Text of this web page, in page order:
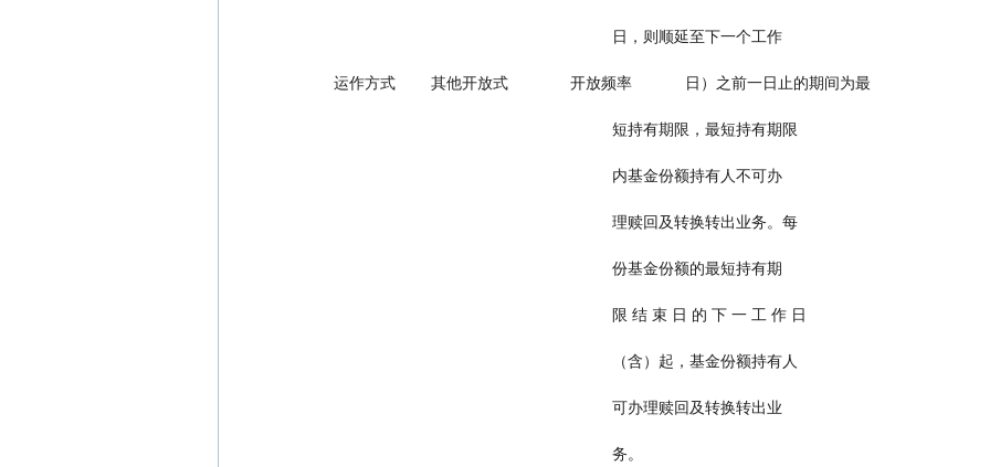
                                                                日，则顺延至下一个工作
运作方式        其他开放式              开放频率            日）之前一日止的期间为最
                                                                短持有期限，最短持有期限
                                                                内基金份额持有人不可办
                                                                理赎回及转换转出业务。每
                                                                份基金份额的最短持有期
                                                                限 结 束 日 的 下 一 工 作 日
                                                                （含）起，基金份额持有人
                                                                可办理赎回及转换转出业
                                                                务。